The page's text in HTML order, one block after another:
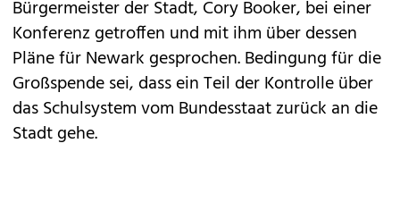
Bürgermeister der Stadt, Cory Booker, bei einer
Konferenz getroffen und mit ihm über dessen
Pläne für Newark gesprochen. Bedingung für die
Großspende sei, dass ein Teil der Kontrolle über
das Schulsystem vom Bundesstaat zurück an die
Stadt gehe.